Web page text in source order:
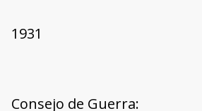
1931
Consejo de Guerra: